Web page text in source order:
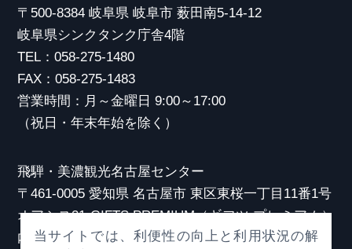
〒500-8384 岐阜県 岐阜市 薮田南5-14-12
岐阜県シンクタンク庁舎4階
TEL：058-275-1480
FAX：058-275-1483
営業時間：月～金曜日 9:00～17:00
（祝日・年末年始を除く）
飛騨・美濃観光名古屋センター
〒461-0005 愛知県 名古屋市 東区東桜一丁目11番1号
オアシス21 GIFTS PREMIUM（ギフツ プレミアム）
内
当サイトでは、利便性の向上と利用状況の解